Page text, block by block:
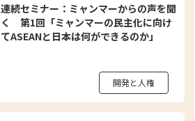
連続セミナー：ミャンマーからの声を聞
く 第1回「ミャンマーの民主化に向け
てASEANと日本は何ができるのか」
開発と人権